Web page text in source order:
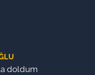
doldum